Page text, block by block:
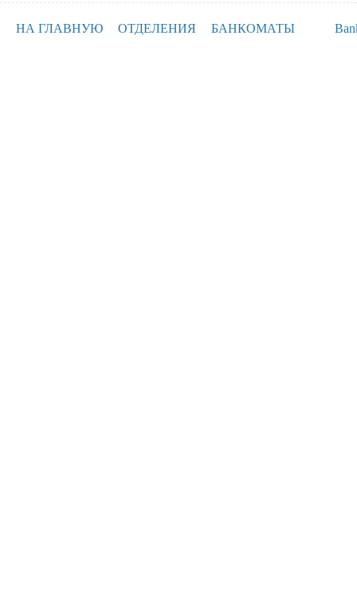
НА ГЛАВНУЮ ОТДЕЛЕНИЯ БАНКОМАТЫ